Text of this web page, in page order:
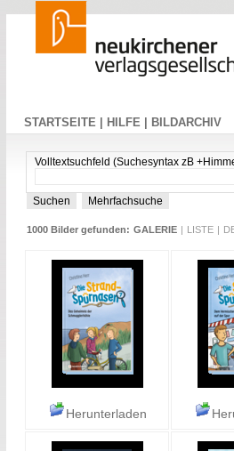
STARTSEITE | HILFE | BILDARCHIV
Volltextsuchfeld (Suchesyntax zB
1000 Bilder gefunden: GALERIE | LISTE |
Herunterladen